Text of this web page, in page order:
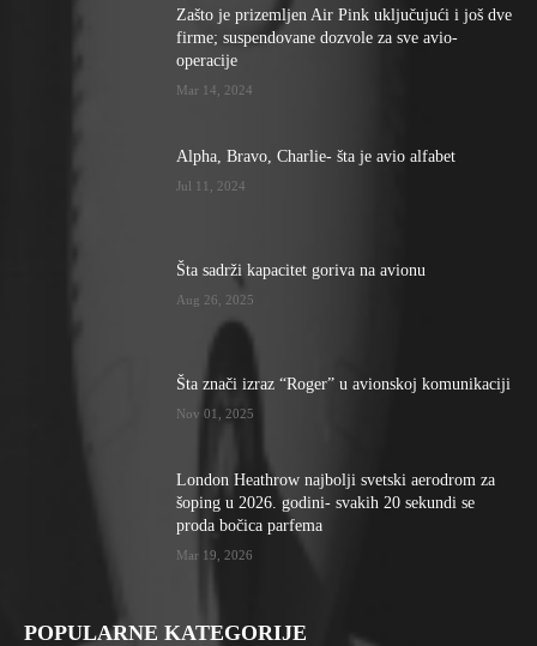
Zašto je prizemljen Air Pink uključujući i još dve
firme; suspendovane dozvole za sve avio-
operacije
Mar 14, 2024
Alpha, Bravo, Charlie- šta je avio alfabet
Jul 11, 2024
Šta sadrži kapacitet goriva na avionu
Aug 26, 2025
Šta znači izraz “Roger” u avionskoj komunikaciji
Nov 01, 2025
London Heathrow najbolji svetski aerodrom za
šoping u 2026. godini- svakih 20 sekundi se
proda bočica parfema
Mar 19, 2026
POPULARNE KATEGORIJE